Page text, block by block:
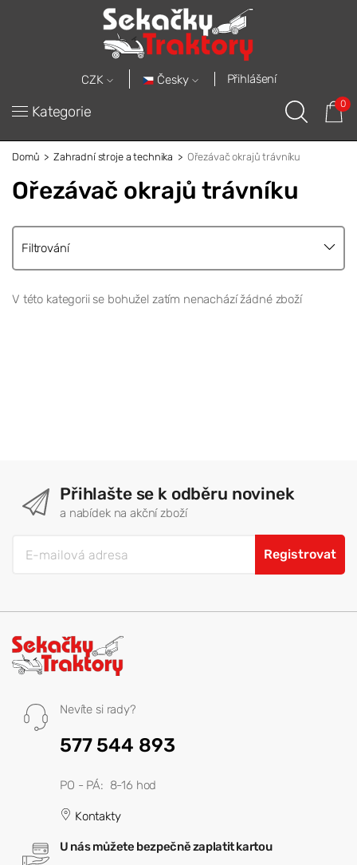
CZK Česky Přihlášení
Kategorie 0
Domů Zahradní stroje a technika Ořezávač okrajů trávníku
Ořezávač okrajů trávníku
Filtrování
V této kategorii se bohužel zatím nenachází žádné zboží
Přihlašte se k odběru novinek
a nabídek na akční zboží
Registrovat
Nevíte si rady?
577 544 893
PO - PÁ: 8-16 hod
Kontakty
U nás můžete bezpečně zaplatit kartou